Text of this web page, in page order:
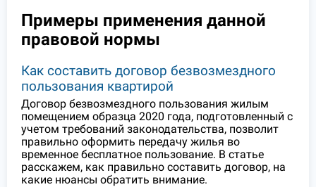
Примеры применения данной
правовой нормы
Как составить договор безвозмездного
пользования квартирой
Договор безвозмездного пользования жилым
помещением образца 2020 года, подготовленный с
учетом требований законодательства, позволит
правильно оформить передачу жилья во
временное бесплатное пользование. В статье
расскажем, как правильно составить договор, на
какие нюансы обратить внимание.